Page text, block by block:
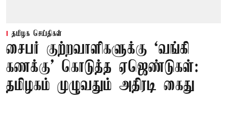
தமிழக செய்திகள்
சைபர் குற்றவாளிகளுக்கு ‘வங்கி
கணக்கு’ கொடுத்த ஏஜெண்டுகள்:
தமிழகம் முழுவதும் அதிரடி கைது